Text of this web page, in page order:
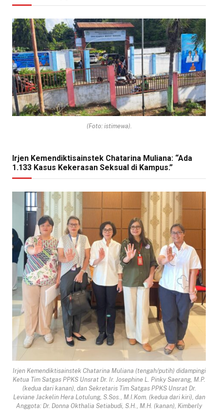
(Foto: istimewa).
Irjen Kemendiktisainstek Chatarina Muliana: “Ada
1.133 Kasus Kekerasan Seksual di Kampus.”
Irjen Kemendiktisainstek Chatarina Muliana (tengah/putih) didampingi
Ketua Tim Satgas PPKS Unsrat Dr. Ir. Josephine L. Pinky Saerang, M.P.
(kedua dari kanan), dan Sekretaris Tim Satgas PPKS Unsrat Dr.
Leviane Jackelin Hera Lotulung, S.Sos., M.I.Kom. (kedua dari kiri), dan
Anggota: Dr. Donna Okthalia Setiabudi, S.H., M.H. (kanan), Kimberly